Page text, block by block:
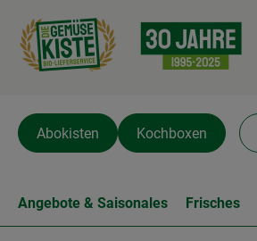
Abokisten Kochboxen
Angebote & Saisonales Frisches